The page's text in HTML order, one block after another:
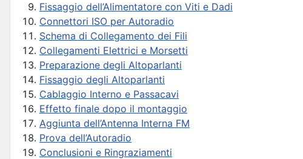
Fissaggio dell’Alimentatore con Viti e Dadi
Connettori ISO per Autoradio
Schema di Collegamento dei Fili
Collegamenti Elettrici e Morsetti
Preparazione degli Altoparlanti
Fissaggio degli Altoparlanti
Cablaggio Interno e Passacavi
Effetto finale dopo il montaggio
Aggiunta dell’Antenna Interna FM
Prova dell’Autoradio
Conclusioni e Ringraziamenti